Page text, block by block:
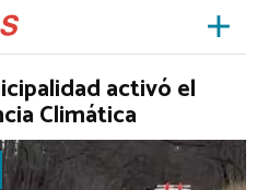
activó el
Climática